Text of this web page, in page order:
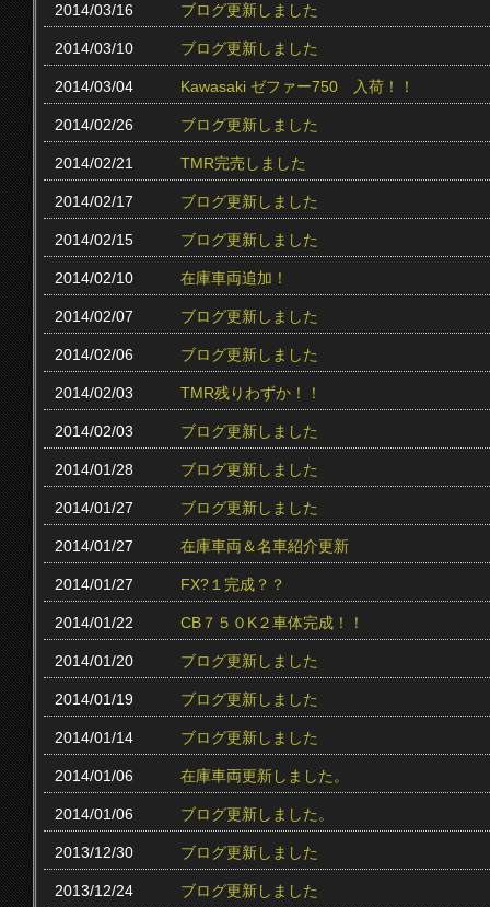
2014/03/16 ブログ更新しました
2014/03/10 ブログ更新しました
2014/03/04 Kawasaki ゼファー750 入荷！！
2014/02/26 ブログ更新しました
2014/02/21 TMR完売しました
2014/02/17 ブログ更新しました
2014/02/15 ブログ更新しました
2014/02/10 在庫車両追加！
2014/02/07 ブログ更新しました
2014/02/06 ブログ更新しました
2014/02/03 TMR残りわずか！！
2014/02/03 ブログ更新しました
2014/01/28 ブログ更新しました
2014/01/27 ブログ更新しました
2014/01/27 在庫車両＆名車紹介更新
2014/01/27 FX?１完成？？
2014/01/22 CB７５０K２車体完成！！
2014/01/20 ブログ更新しました
2014/01/19 ブログ更新しました
2014/01/14 ブログ更新しました
2014/01/06 在庫車両更新しました。
2014/01/06 ブログ更新しました。
2013/12/30 ブログ更新しました
2013/12/24 ブログ更新しました